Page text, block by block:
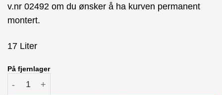
v.nr 02492 om du ønsker å ha kurven permanent
montert.
17 Liter
På fjernlager
Basil Kurv 17 Liter antall